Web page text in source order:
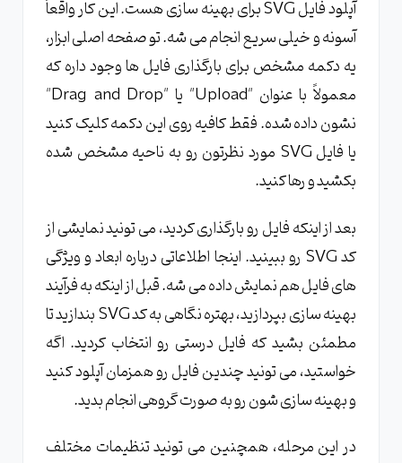
آپلود فایل SVG برای بهینه سازی هست. این کار واقعاً
آسونه و خیلی سریع انجام می شه. تو صفحه اصلی ابزار،
یه دکمه مشخص برای بارگذاری فایل ها وجود داره که
معمولاً با عنوان "Upload" یا "Drag and Drop"
نشون داده شده. فقط کافیه روی این دکمه کلیک کنید
یا فایل SVG مورد نظرتون رو به ناحیه مشخص شده
بکشید و رها کنید.
بعد از اینکه فایل رو بارگذاری کردید، می تونید نمایشی از
کد SVG رو ببینید. اینجا اطلاعاتی درباره ابعاد و ویژگی
های فایل هم نمایش داده می شه. قبل از اینکه به فرآیند
بهینه سازی بپردازید، بهتره نگاهی به کد SVG بندازید تا
مطمئن بشید که فایل درستی رو انتخاب کردید. اگه
خواستید، می تونید چندین فایل رو همزمان آپلود کنید
و بهینه سازی شون رو به صورت گروهی انجام بدید.
در این مرحله، همچنین می تونید تنظیمات مختلف